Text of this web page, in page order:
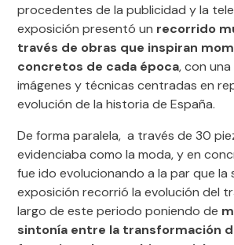
procedentes de la publicidad y la
exposición presentó un recorrido
través de obras que inspiran
concretos de cada época, con
imágenes y técnicas centradas en
evolución de la historia de España.
De forma paralela, a través de 30
evidenciaba como la moda, y en
fue ido evolucionando a la par que la
exposición recorrió la evolución del
largo de este periodo poniendo de
sintonía entre la transformación